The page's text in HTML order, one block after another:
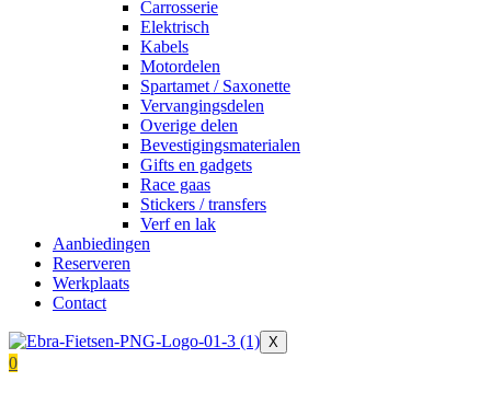
Carrosserie
Elektrisch
Kabels
Motordelen
Spartamet / Saxonette
Vervangingsdelen
Overige delen
Bevestigingsmaterialen
Gifts en gadgets
Race gaas
Stickers / transfers
Verf en lak
Aanbiedingen
Reserveren
Werkplaats
Contact
X
0